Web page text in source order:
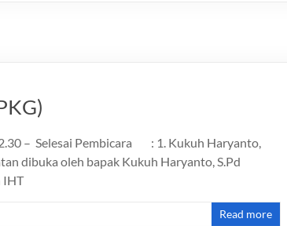
– Selesai Pembicara : 1. Kukuh Haryanto,
oleh bapak Kukuh Haryanto, S.Pd
IHT
Read more